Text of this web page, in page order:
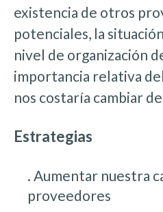
existencia de otros
potenciales, la
nivel de organización
importancia relativa
nos costaría cambiar
Estrategias
. Aumentar nuestra
proveedores